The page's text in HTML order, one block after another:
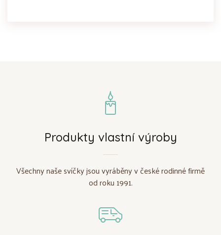
Produkty vlastní výroby
Všechny naše svíčky jsou vyráběny v české rodinné firmě
od roku 1991.